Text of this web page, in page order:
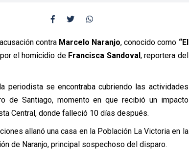
contra Marcelo Naranjo, conocido como “El
el homicidio de Francisca Sandoval, reportera del
periodista se encontraba cubriendo las actividades
de Santiago, momento en que recibió un impacto
Central, donde falleció 10 días después.
allanó una casa en la Población La Victoria en la
de Naranjo, principal sospechoso del disparo.